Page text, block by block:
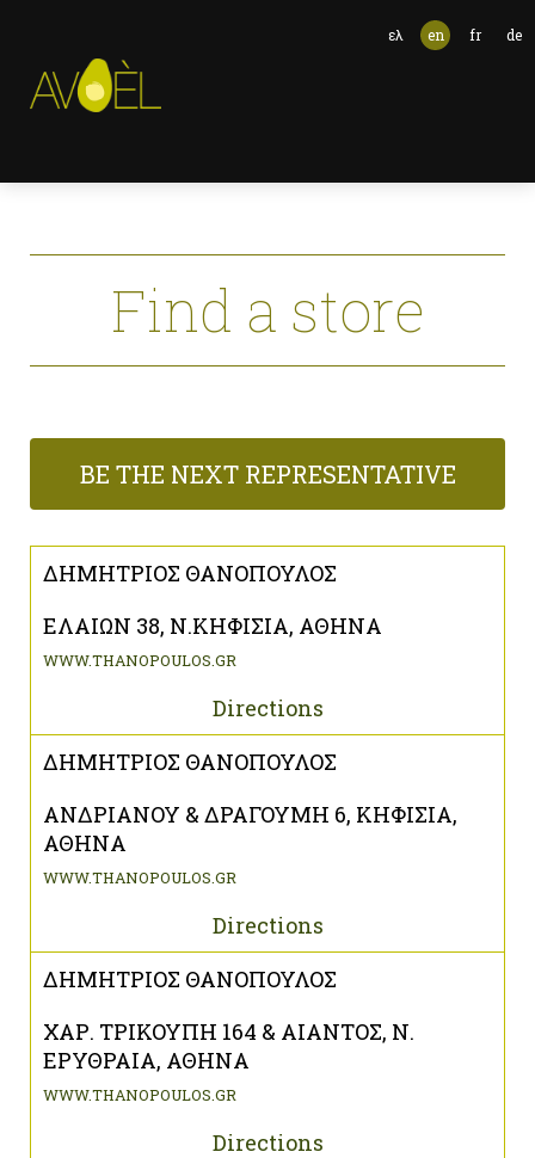
ελ en fr de
Find a store
BE THE NEXT REPRESENTATIVE
ΔΗΜΗΤΡΙΟΣ ΘΑΝΟΠΟΥΛΟΣ
ΕΛΑΙΩΝ 38, Ν.ΚΗΦΙΣΙΑ, ΑΘΗΝΑ
WWW.THANOPOULOS.GR
Directions
ΔΗΜΗΤΡΙΟΣ ΘΑΝΟΠΟΥΛΟΣ
ΑΝΔΡΙΑΝΟΥ & ΔΡΑΓΟΥΜΗ 6, ΚΗΦΙΣΙΑ,
ΑΘΗΝΑ
WWW.THANOPOULOS.GR
Directions
ΔΗΜΗΤΡΙΟΣ ΘΑΝΟΠΟΥΛΟΣ
ΧΑΡ. ΤΡΙΚΟΥΠΗ 164 & ΑΙΑΝΤΟΣ, Ν.
ΕΡΥΘΡΑΙΑ, ΑΘΗΝΑ
WWW.THANOPOULOS.GR
Directions